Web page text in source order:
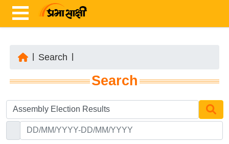
ज़ा
ख
र
Search
Search